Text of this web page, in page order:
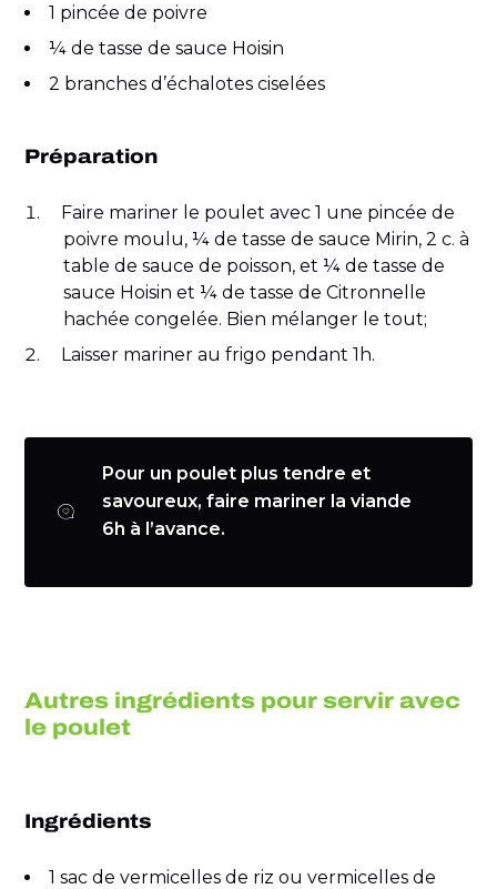
1 pincée de poivre
¼ de tasse de sauce Hoisin
2 branches d’échalotes ciselées
Préparation
Faire mariner le poulet avec 1 une pincée de
poivre moulu, ¼ de tasse de sauce Mirin, 2 c. à
table de sauce de poisson, et ¼ de tasse de
sauce Hoisin et ¼ de tasse de Citronnelle
hachée congelée. Bien mélanger le tout;
Laisser mariner au frigo pendant 1h.
Pour un poulet plus tendre et
savoureux, faire mariner la viande
6h à l’avance.
Autres ingrédients pour servir avec
le poulet
Ingrédients
1 sac de vermicelles de riz ou vermicelles de